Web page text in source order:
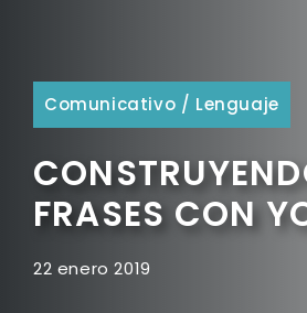
Comunicativo / Lenguaje
FRASES CON
22 enero 2019